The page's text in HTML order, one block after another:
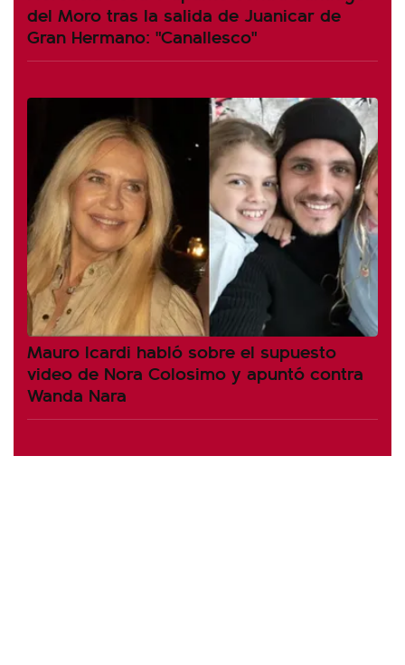
del Moro tras la salida de Juanicar de
Gran Hermano: "Canallesco"
Mauro Icardi habló sobre el supuesto
video de Nora Colosimo y apuntó contra
Wanda Nara